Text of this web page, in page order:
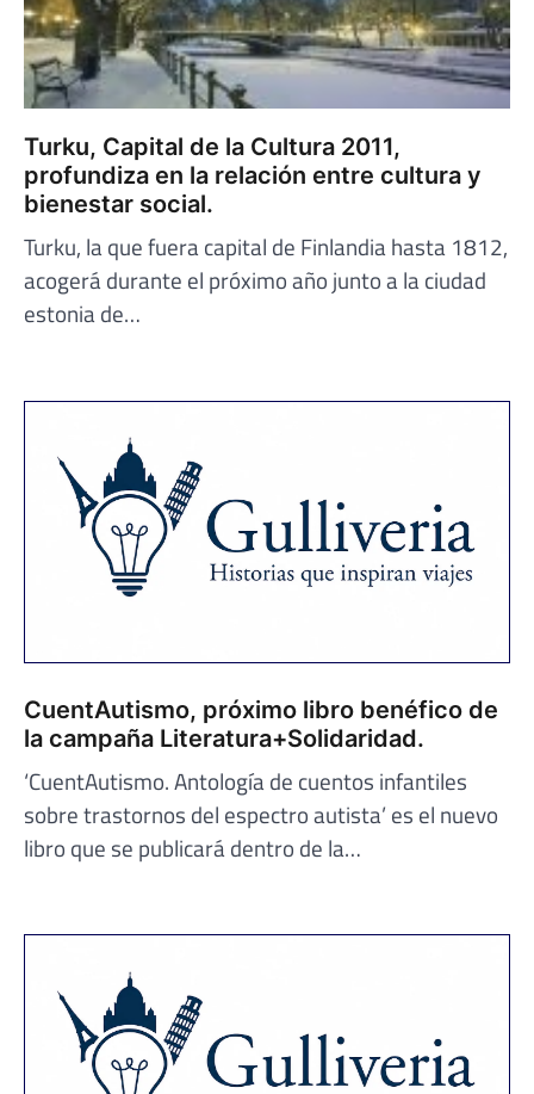
Turku, Capital de la Cultura 2011,
profundiza en la relación entre cultura y
bienestar social.
Turku, la que fuera capital de Finlandia hasta 1812,
acogerá durante el próximo año junto a la ciudad
estonia de…
CuentAutismo, próximo libro benéfico de
la campaña Literatura+Solidaridad.
‘CuentAutismo. Antología de cuentos infantiles
sobre trastornos del espectro autista’ es el nuevo
libro que se publicará dentro de la…